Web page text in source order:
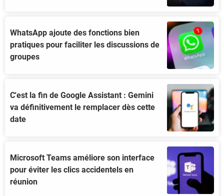
WhatsApp ajoute des fonctions bien
pratiques pour faciliter les discussions de
groupes
C'est la fin de Google Assistant : Gemini
va définitivement le remplacer dès cette
date
Microsoft Teams améliore son interface
pour éviter les clics accidentels en
réunion